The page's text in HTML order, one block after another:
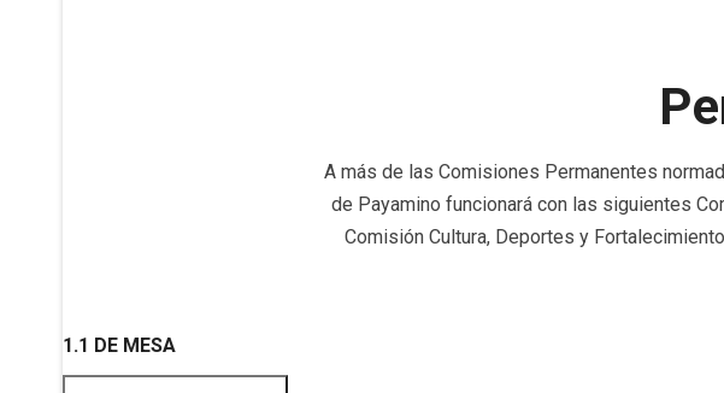
A más de las Comisiones Permanentes
de Payamino funcionará con las siguientes
Comisión Cultura, Deportes y
1.1 DE MESA